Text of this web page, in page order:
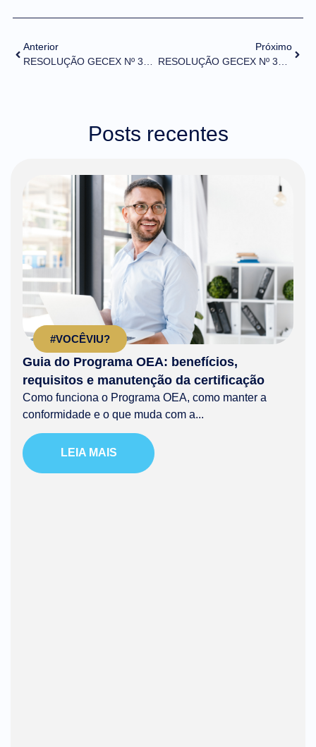
Anterior
RESOLUÇÃO GECEX Nº 306, DE 24 DE FEVEREIRO DE 2022 (DOU de 02/03/2022)
Próximo
RESOLUÇÃO GECEX Nº 308, DE 24 DE FEVEREIRO DE 2022 (DOU de 02/03/2022)
Posts recentes
#VOCÊVIU?
Guia do Programa OEA: benefícios,
requisitos e manutenção da certificação
Como funciona o Programa OEA, como manter a
conformidade e o que muda com a...
LEIA MAIS